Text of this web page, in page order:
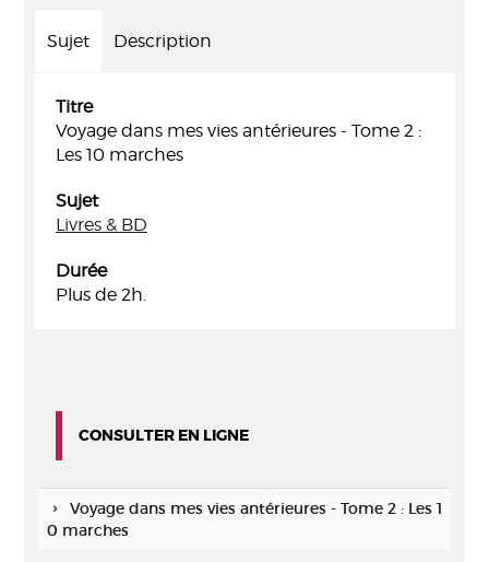
Sujet Description
Titre
Voyage dans mes vies antérieures - Tome 2 :
Les 10 marches
Sujet
Livres & BD
Durée
Plus de 2h.
CONSULTER EN LIGNE
Voyage dans mes vies antérieures - Tome 2 : Les 1
0 marches